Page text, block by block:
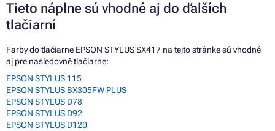
Tieto náplne sú vhodné aj do ďalších
tlačiarní
Farby do tlačiarne EPSON STYLUS SX417 na tejto stránke sú vhodné
aj pre nasledovné tlačiarne:
EPSON STYLUS 115
EPSON STYLUS BX305FW PLUS
EPSON STYLUS D78
EPSON STYLUS D92
EPSON STYLUS D120